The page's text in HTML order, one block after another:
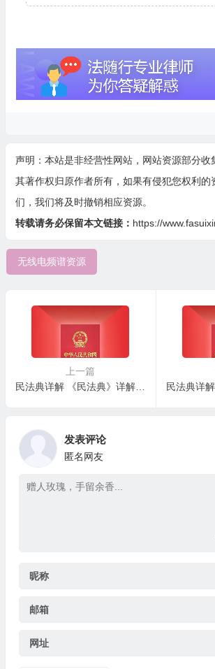
声明：本站是非经营性网站，网站资源部分收
其著作权归原作者所有，如果有侵犯您权利的
们，我们将及时撤销相应资源。
转载请务必保留本文链接： https://
无线电频谱资源
上一篇
民法典详解 《民法典》详解 – 第二百五十一条：野生动植物资源属于国家所有
发表评论
匿名网友
昵称
邮箱
网址